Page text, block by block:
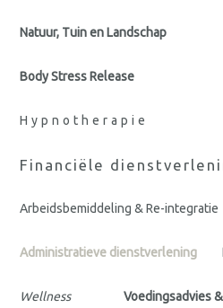
Natuur, Tuin en Landschap
Body Stress Release
Hypnotherapie
Financiële
Arbeidsbemiddeling & Re-integratie
Administratieve dienstverlening
Wellness Voedingsadvies